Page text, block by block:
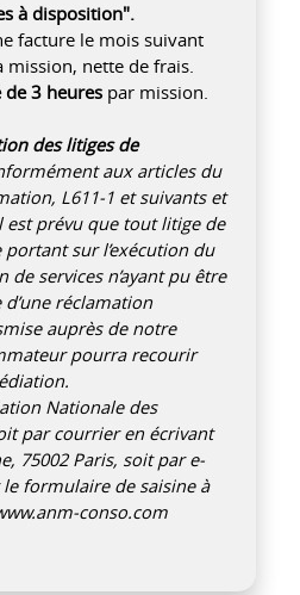
à disposition".
facture le mois suivant
mission, nette de frais.
3 heures par mission.
des litiges de
aux articles du
L611-1 et suivants et
est prévu que tout litige de
sur l’exécution du
services n’ayant pu être
réclamation
auprès de notre
pourra recourir
Nationale des
par courrier en écrivant
75002 Paris, soit par e-
formulaire de saisine à
conso.com